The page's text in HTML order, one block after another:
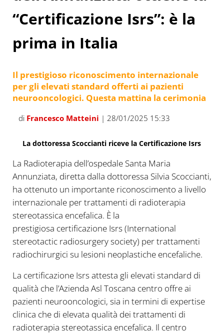
“Certificazione Isrs”: è la
prima in Italia
Il prestigioso riconoscimento internazionale
per gli elevati standard offerti ai pazienti
neurooncologici. Questa mattina la cerimonia
di Francesco Matteini | 28/01/2025 15:33
La dottoressa Scoccianti riceve la Certificazione Isrs
La Radioterapia dell’ospedale Santa Maria
Annunziata, diretta dalla dottoressa Silvia Scoccianti,
ha ottenuto un importante riconoscimento a livello
internazionale per trattamenti di radioterapia
stereotassica encefalica. È la
prestigiosa certificazione Isrs (International
stereotactic radiosurgery society) per trattamenti
radiochirurgici su lesioni neoplastiche encefaliche.
La certificazione Isrs attesta gli elevati standard di
qualità che l’Azienda Asl Toscana centro offre ai
pazienti neurooncologici, sia in termini di expertise
clinica che di elevata qualità dei trattamenti di
radioterapia stereotassica encefalica. Il centro